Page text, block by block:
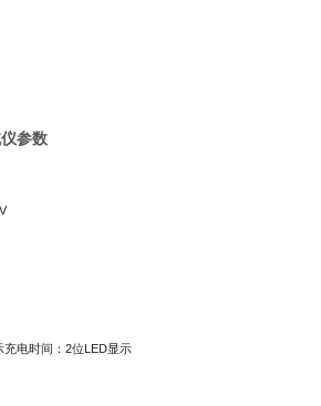
参数
电时间：2位LED显示